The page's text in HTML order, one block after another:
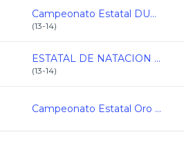
Campeonato Estatal DURANGO CL 2026
(13-14)
ESTATAL DE NATACION COAHUILA C.L. 2026
(13-14)
Campeonato Estatal Oro Juvenil C.L. 2025-2026